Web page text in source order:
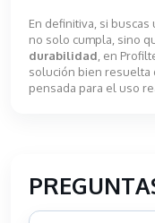
En definitiva, si
no solo cumpla, sino
durabilidad , en
solución bien resuelta
pensada para el uso